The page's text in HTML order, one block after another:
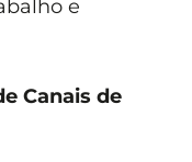
e
Canais de